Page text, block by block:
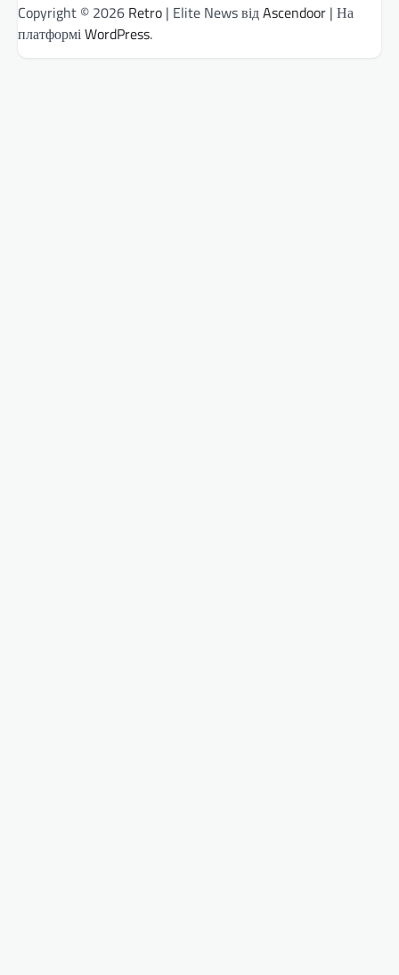
Copyright © 2026 Retro | Elite News відAscendoor | На
платформіWordPress.